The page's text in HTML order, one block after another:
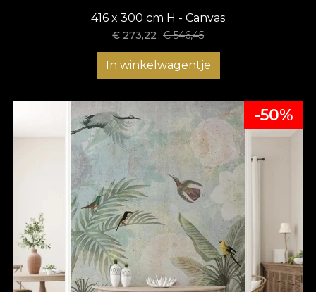
416 x 300 cm H - Canvas
€ 273,22 €546,45
In winkelwagentje
-50%